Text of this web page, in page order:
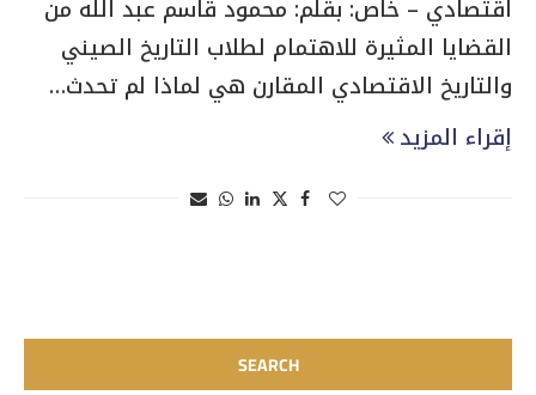
اقتصادي – خاص: بقلم: محمود قاسم عبد الله من
القضايا المثيرة للاهتمام لطلاب التاريخ الصيني
والتاريخ الاقتصادي المقارن هي لماذا لم تحدث…
إقراء المزيد
SEARCH